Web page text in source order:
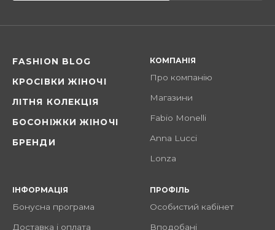
FASHION BLOG
КРОСІВКИ ЖІНОЧІ
ЛІТНЯ КОЛЕКЦІЯ
БОСОНІЖКИ ЖІНОЧІ
БРЕНДИ
КОМПАНІЯ
Про компанію
Магазини
Fabio Monelli
Anna Lucci
Lonza
ІНФОРМАЦІЯ
Бонусна програма
Доставка і оплата
ПРОФІЛЬ
Особистий кабінет
Вподобані